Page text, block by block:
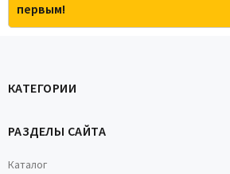
первым!
КАТЕГОРИИ
РАЗДЕЛЫ САЙТА
Каталог